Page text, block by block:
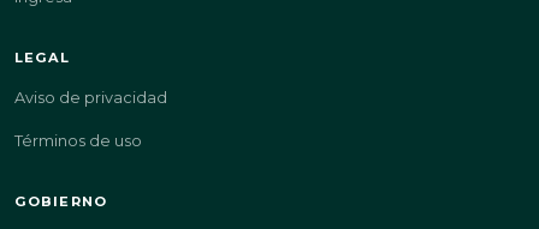
LEGAL
Aviso de privacidad
Términos de uso
GOBIERNO